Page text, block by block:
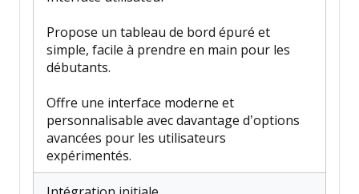
Propose un tableau de bord épuré et
simple, facile à prendre en main pour les
débutants.
Offre une interface moderne et
personnalisable avec davantage d’options
avancées pour les utilisateurs
expérimentés.